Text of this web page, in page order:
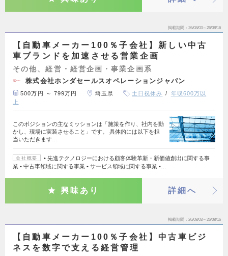
掲載期間 26/08/03～26/08/16
【自動車メーカー100％子会社】新しい中古
車ブランドを加速させる営業企画
その他、経営・経営企画・事業企画系
株式会社ホンダセールスオペレーションジャパン
500万円 ～ 799万円 埼玉県 土日祝休み
年収600万以
上
このポジションの主なミッションは「施策を作り、社内を動
かし、現場に実装させること」です。 具体的には以下を担
当いただきます…
会社概要
• 先進テクノロジーにおける顧客体験革新・新価値創出に関する事
業 • 中古車領域に関する事業 • サービス領域に関する事業 •…
興味あり 詳細へ
掲載期間 26/08/03～26/08/16
【自動車メーカー100％子会社】中古車ビジ
ネスを数字で支える経営管理